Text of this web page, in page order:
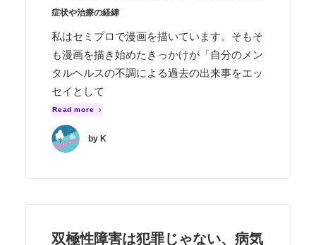
症状や治療の経緯
私はセミプロで漫画を描いています。そもそ
も漫画を描き始めたきっかけが「自分のメン
タルヘルスの不調による過去の出来事をエッ
セイとして
Read more
by K
双極性障害は犯罪じゃない、病気